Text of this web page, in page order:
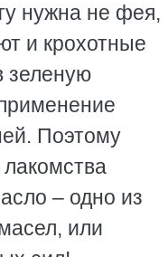
нужна не фея,
и крохотные
зеленую
Поэтому
– одно из
или